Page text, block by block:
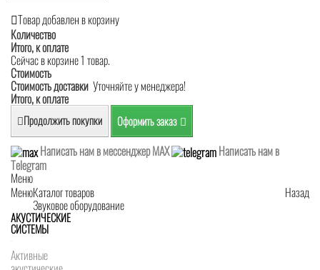
Товар добавлен в корзину
Количество
Итого, к оплате
Сейчас в корзине 1 товар.
Стоимость
Стоимость доставки Уточняйте у менеджера!
Итого, к оплате
Продолжить покупки Оформить заказ
Написать нам в мессенджер MAX
Написать нам в
Telegram
Меню
Меню
Назад
Каталог товаров
Звуковое оборудование
АКУСТИЧЕСКИЕ
СИСТЕМЫ
Активные